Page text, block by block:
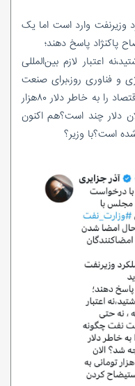
وزیرنفت وارد است اما یک
پاکنژاد پاسخ دهند؛
اعتبار لازم بین‌‌المللی
و فناوری روز،برای صنعت
نفت چگونه معجزه می‌کردید؟ وزیر اقتصاد را به خاطر دلار ۸۰هزار
دلار چند است؟هم اکنون